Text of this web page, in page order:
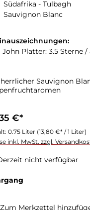
Südafrika - Tulbagh
Sauvignon Blanc
John Platter: 3.5 Sterne
Sauvignon
€*
0.75 Liter (13,80 €* / 1 Liter)
inkl. MwSt. zzgl.
nicht verfügbar
Zum Merkzettel